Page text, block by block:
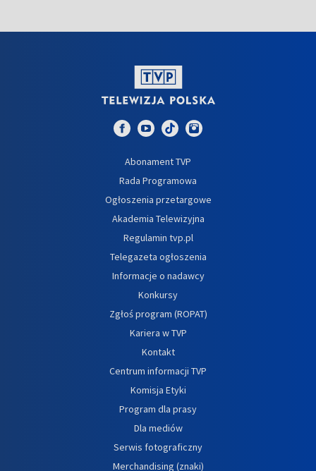
Abonament TVP
Rada Programowa
Ogłoszenia przetargowe
Akademia Telewizyjna
Regulamin tvp.pl
Telegazeta ogłoszenia
Informacje o nadawcy
Konkursy
Zgłoś program (ROPAT)
Kariera w TVP
Kontakt
Centrum informacji TVP
Komisja Etyki
Program dla prasy
Dla mediów
Serwis fotograficzny
Merchandising (znaki)